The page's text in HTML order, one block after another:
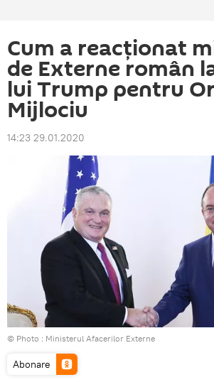
Cum a reacționat
de Externe român
lui Trump pentru
Mijlociu
14:23 29.01.2020
© Photo : Ministerul Afacerilor Externe
Abonare